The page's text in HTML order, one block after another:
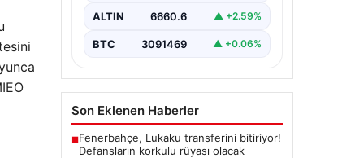
etmektedir. Günümüzde…
ALTIN 6660.6 ▲ +2.59%
BTC 3091469 ▲ +0.06%
Son Eklenen Haberler
■Fenerbahçe, Lukaku transferini bitiriyor!
Defansların korkulu rüyası olacak